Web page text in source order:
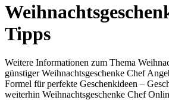
Tipps
Weitere Informationen zum Thema
günstiger Weihnachtsgeschenke Chef
Formel für perfekte Geschenkideen –
weiterhin Weihnachtsgeschenke Chef